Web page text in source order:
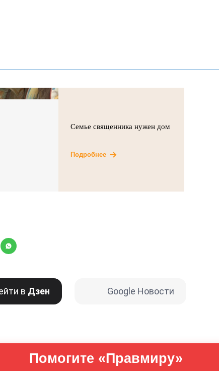
Семье священника нужен дом
Подробнее
в Дзен Google Новости
Помогите «Правмиру»